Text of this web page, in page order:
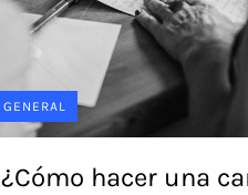
GENERAL
¿Cómo hacer una